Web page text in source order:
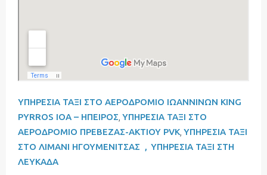
ΥΠΗΡΕΣΙA ΤΑΞΙ ΣΤΟ ΑΕΡΟΔΡΟΜΙΟ ΙΩΑΝΝΙΝΩΝ KING
PYRROS IOA – ΗΠΕΙΡΟΣ ΥΠΗΡΕΣΙA ΤΑΞΙ ΣΤΟ
ΑΕΡΟΔΡΟΜΙΟ ΠΡΕΒΕΖΑΣ-ΑΚΤΙΟΥ PVK ΥΠΗΡΕΣΙA ΤΑΞΙ
ΣΤΟ ΛΙΜΑΝΙ ΗΓΟΥΜΕΝΙΤΣΑΣ , ΥΠΗΡΕΣΙΑ ΤΑΞΙ ΣΤΗ
ΛΕΥΚΑΔΑ